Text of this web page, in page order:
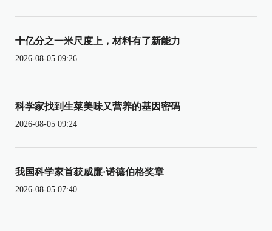
十亿分之一米尺度上，材料有了新能力
2026-08-05 09:26
科学家找到生菜美味又营养的基因密码
2026-08-05 09:24
我国科学家首获威廉·诺德伯格奖章
2026-08-05 07:40